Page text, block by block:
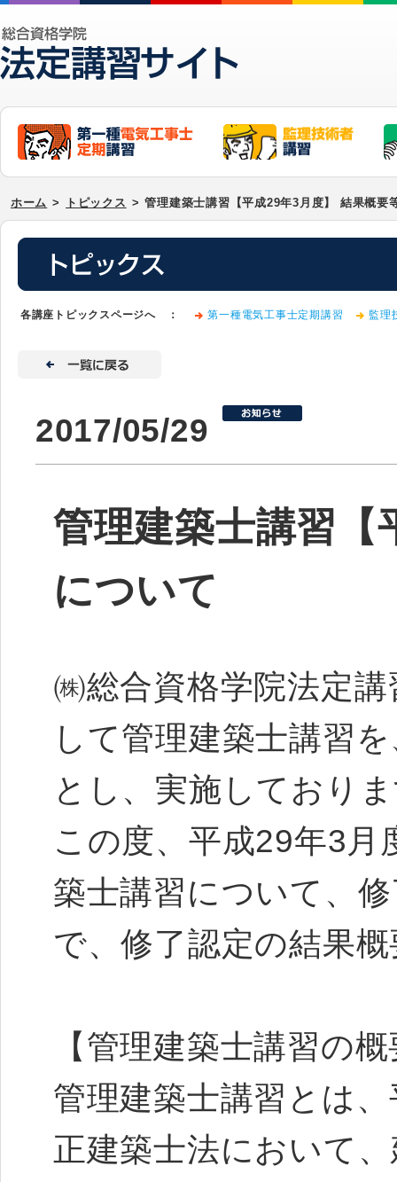
ホーム > トピックス > 管理建築士講習【平成29年3月度】 結果概要
各講座トピックスページへ ： 第一種電気工事士定期講習 監理
2017/05/29
管理建築士講習【
について
㈱総合資格学院法定
して管理建築士講習
とし、実施しており
この度、平成29年3
築士講習について、
で、修了認定の結果
【管理建築士講習の
管理建築士講習とは
正建築士法において